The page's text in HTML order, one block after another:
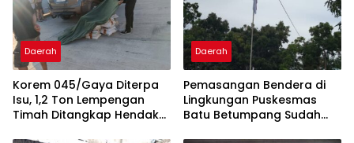
Daerah
Korem 045/Gaya Diterpa
Isu, 1,2 Ton Lempengan
Timah Ditangkap Hendak
Daerah
Pemasangan Bendera di
Lingkungan Puskesmas
Batu Betumpang Sudah